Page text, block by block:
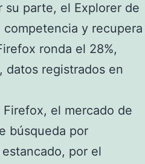
su parte, el Explorer de
y recupera
ronda el 28%,
datos registrados en
el mercado de
búsqueda por
por el